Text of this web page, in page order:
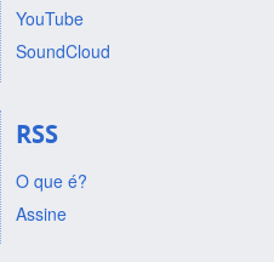
YouTube
SoundCloud
RSS
O que é?
Assine